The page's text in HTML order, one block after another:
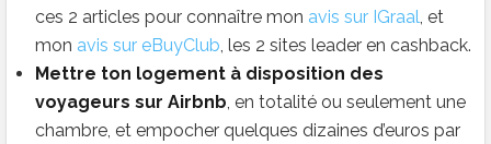
ces 2 articles pour connaître mon avis sur IGraal , et
mon avis sur eBuyClub , les 2 sites leader en cashback.
Mettre ton logement à disposition des
voyageurs sur Airbnb , en totalité ou seulement une
chambre, et empocher quelques dizaines d’euros par